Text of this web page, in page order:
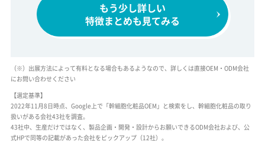
もう少し詳しい
特徴まとめも見てみる
（※）出展方法によって有料となる場合もあるようなので、詳しくは直接OEM・ODM会社
にお問い合わせください
【選定基準】
2022年11月8日時点、Google上で「幹細胞化粧品OEM」と検索をし、幹細胞化粧品の取り
扱いがある会社43社を調査。
43社中、生産だけではなく、製品企画・開発・設計からお願いできるODM会社および、公
式HPで同等の記載があった会社をピックアップ（12社）。